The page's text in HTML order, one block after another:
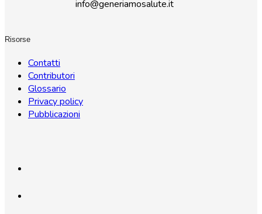
info@generiamosalute.it
Risorse
Contatti
Contributori
Glossario
Privacy policy
Pubblicazioni